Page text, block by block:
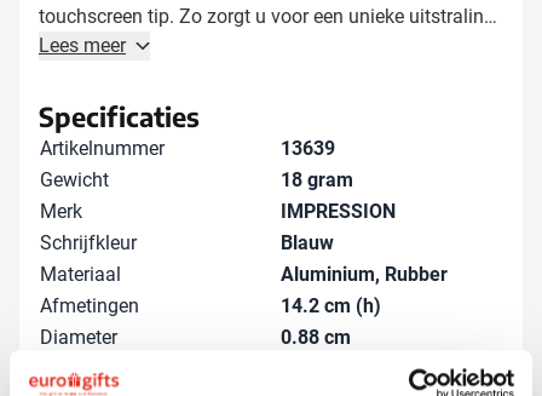
touchscreen tip. Zo zorgt u voor een unieke uitstraling
van deze handige touchscreen balpen.
Personaliseren individuele namen
NIEUW: laat dit artikel bedrukken met de naam van uw
werknemers of relaties, de ideale persoonlijke touch
voor uw relatiegeschenken! Personaliseer dit artikel
met individuele namen voor een supplementaire kost
van slechts € 0,25 per naam en een extra
voorbereidingskost van € 35. Neem contact op met
onze klantenservice om de verdere stappen te
doorlopen.
Lees meer
Specificaties
Artikelnummer
13639
Gewicht
18 gram
Merk
IMPRESSION
Schrijfkleur
Blauw
Materiaal
Aluminium, Rubber
Afmetingen
14.2 cm (h)
Diameter
0.88 cm